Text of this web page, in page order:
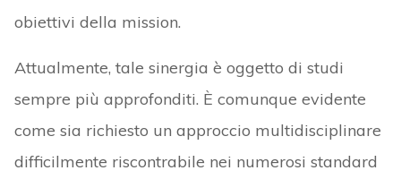
obiettivi della mission.
Attualmente, tale sinergia è oggetto di studi
sempre più approfonditi. È comunque evidente
come sia richiesto un approccio multidisciplinare
difficilmente riscontrabile nei numerosi standard